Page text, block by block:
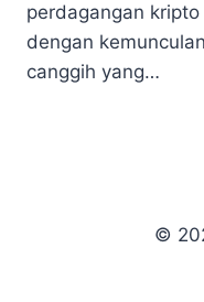
perdagangan
dengan
canggih yang…
©